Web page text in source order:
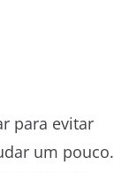
para evitar
um pouco.